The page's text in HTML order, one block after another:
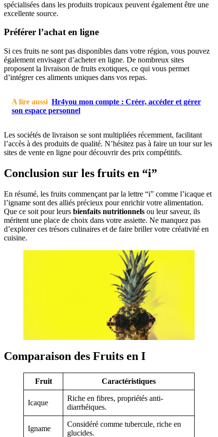
spécialisées dans les produits tropicaux peuvent également être une
excellente source.
Préférer l’achat en ligne
Si ces fruits ne sont pas disponibles dans votre région, vous pouvez
également envisager d’acheter en ligne. De nombreux sites
proposent la livraison de fruits exotiques, ce qui vous permet
d’intégrer ces aliments uniques dans vos repas.
A lire aussi Hr4you mon compte : Créer, accéder et gérer
son espace personnel
Les sociétés de livraison se sont multipliées récemment, facilitant
l’accès à des produits de qualité. N’hésitez pas à faire un tour sur les
sites de vente en ligne pour découvrir des prix compétitifs.
Conclusion sur les fruits en “i”
En résumé, les fruits commençant par la lettre “i” comme l’icaque et
l’igname sont des alliés précieux pour enrichir votre alimentation.
Que ce soit pour leurs bienfaits nutritionnels ou leur saveur, ils
méritent une place de choix dans votre assiette. Ne manquez pas
d’explorer ces trésors culinaires et de faire briller votre créativité en
cuisine.
Comparaison des Fruits en I
Fruit Caractéristiques
Icaque
Riche en fibres, propriétés anti-
diarrhéiques.
Igname
Considéré comme tubercule, riche en
glucides.